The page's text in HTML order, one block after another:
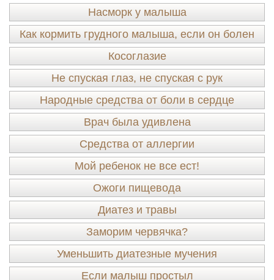
Насморк у малыша
Как кормить грудного малыша, если он болен
Косоглазие
Не спуская глаз, не спуская с рук
Народные средства от боли в сердце
Врач была удивлена
Средства от аллергии
Мой ребенок не все ест!
Ожоги пищевода
Диатез и травы
Заморим червячка?
Уменьшить диатезные мучения
Если малыш простыл